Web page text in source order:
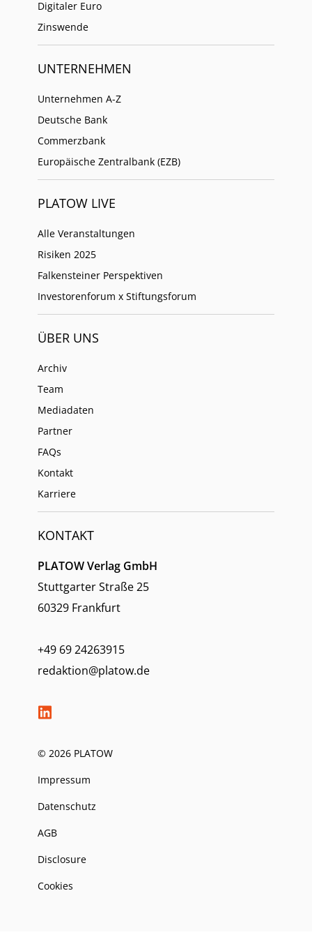
Digitaler Euro
Zinswende
UNTERNEHMEN
Unternehmen A-Z
Deutsche Bank
Commerzbank
Europäische Zentralbank (EZB)
PLATOW LIVE
Alle Veranstaltungen
Risiken 2025
Falkensteiner Perspektiven
Investorenforum x Stiftungsforum
ÜBER UNS
Archiv
Team
Mediadaten
Partner
FAQs
Kontakt
Karriere
KONTAKT
PLATOW Verlag GmbH
Stuttgarter Straße 25
60329 Frankfurt
+49 69 24263915
redaktion@platow.de
© 2026 PLATOW
Impressum
Datenschutz
AGB
Disclosure
Cookies